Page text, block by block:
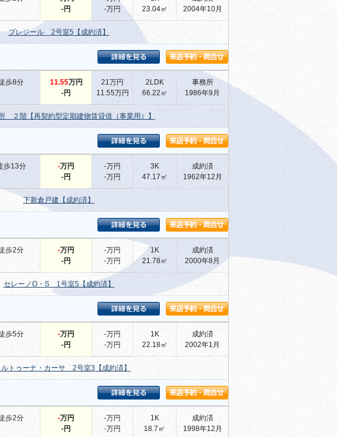
-円
-万円
23.04㎡
2004年10月
プレジール 2号室5【成約済】
歩8分
11.55万円
-円
21万円
11.55万円
2LDK
66.22㎡
事務所
1986年9月
２階【再契約型定期建物賃貸借（事業用）】
歩13分
-万円
-円
-万円
-万円
3K
47.17㎡
成約済
1962年12月
下新倉戸建【成約済】
歩2分
-万円
-円
-万円
-万円
1K
21.78㎡
成約済
2000年8月
セレーノO・S 1号室5【成約済】
歩5分
-万円
-円
-万円
-万円
1K
22.18㎡
成約済
2002年1月
ルトゥーナ・カーサ 2号室3【成約済】
歩2分
-万円
-円
-万円
-万円
1K
18.7㎡
成約済
1998年12月